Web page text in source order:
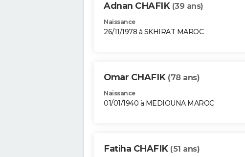
Adnan CHAFIK (39 ans)
Naissance
26/11/1978 à SKHIRAT MAROC
Omar CHAFIK (78 ans)
Naissance
01/01/1940 à MEDIOUNA MAROC
Fatiha CHAFIK (51 ans)